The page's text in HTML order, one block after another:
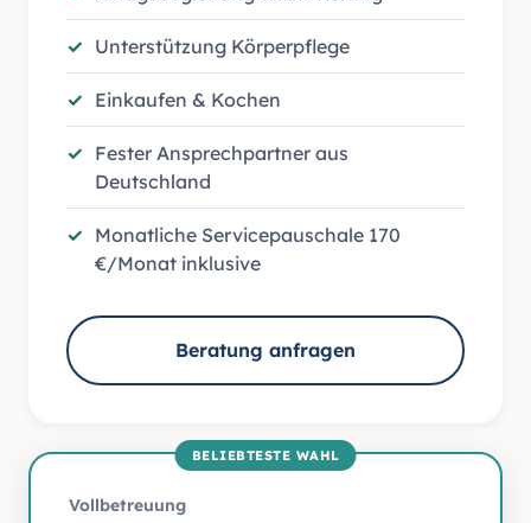
Unterstützung Körperpflege
Einkaufen & Kochen
Fester Ansprechpartner aus
Deutschland
Monatliche Servicepauschale 170
€/Monat inklusive
Beratung anfragen
BELIEBTESTE WAHL
Vollbetreuung